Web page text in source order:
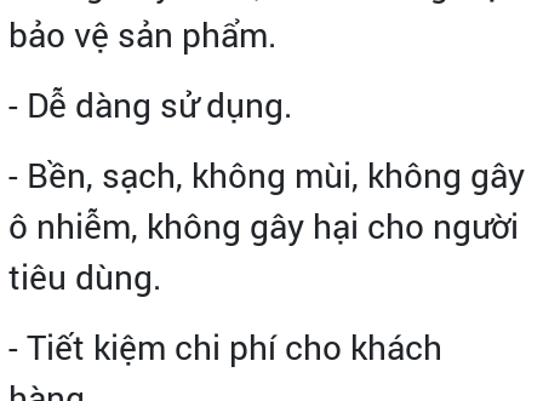
bảo vệ sản phẩm.
- Dễ dàng sử dụng.
- Bền, sạch, không mùi, không gây
ô nhiễm, không gây hại cho người
tiêu dùng.
- Tiết kiệm chi phí cho khách